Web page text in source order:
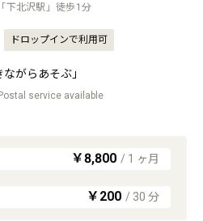
下北沢駅」徒歩1分
ドロップインで利用可
がらあそぶ」
service available
￥8,800 / 1 ヶ月
￥200 / 30 分